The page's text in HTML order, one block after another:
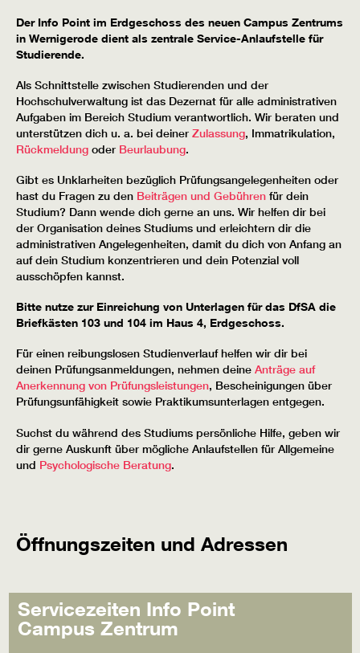
Der Info Point im Erdgeschoss des neuen Campus Zentrums
in Wernigerode dient als zentrale Service-Anlaufstelle für
Studierende.
Als Schnittstelle zwischen Studierenden und der
Hochschulverwaltung ist das Dezernat für alle administrativen
Aufgaben im Bereich Studium verantwortlich. Wir beraten und
unterstützen dich u. a. bei deiner Zulassung, Immatrikulation,
Rückmeldung oder Beurlaubung.
Gibt es Unklarheiten bezüglich Prüfungsangelegenheiten oder
hast du Fragen zu den Beiträgen und Gebühren für dein
Studium? Dann wende dich gerne an uns. Wir helfen dir bei
der Organisation deines Studiums und erleichtern dir die
administrativen Angelegenheiten, damit du dich von Anfang an
auf dein Studium konzentrieren und dein Potenzial voll
ausschöpfen kannst.
Bitte nutze zur Einreichung von Unterlagen für das DfSA die
Briefkästen 103 und 104 im Haus 4, Erdgeschoss.
Für einen reibungslosen Studienverlauf helfen wir dir bei
deinen Prüfungsanmeldungen, nehmen deine Anträge auf
Anerkennung von Prüfungsleistungen, Bescheinigungen über
Prüfungsunfähigkeit sowie Praktikumsunterlagen entgegen.
Suchst du während des Studiums persönliche Hilfe, geben wir
dir gerne Auskunft über mögliche Anlaufstellen für Allgemeine
und Psychologische Beratung.
Öffnungszeiten und Adressen
Servicezeiten Info Point
Campus Zentrum